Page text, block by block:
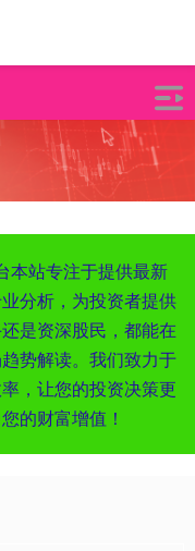
本站专注于提供最新
分析，为投资者提供
是资深股民，都能在
势解读。我们致力于
，让您的投资决策更
的财富增值！